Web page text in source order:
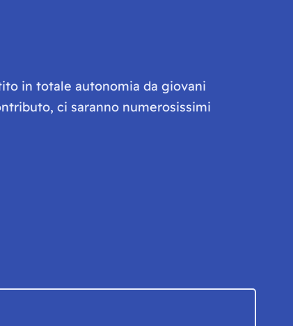
in totale autonomia da giovani
ci saranno numerosissimi